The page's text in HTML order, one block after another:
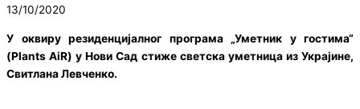
13/10/2020
У оквиру резиденцијалног програма „Уметник у гостима“
(Plants AiR) у Нови Сад стиже светска уметница из Украјине,
Свитлана Левченко.